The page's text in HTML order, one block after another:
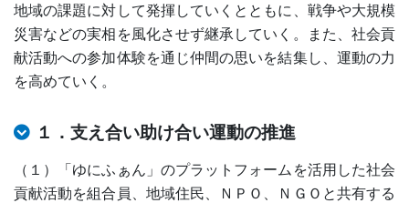
地域の課題に対して発揮していくとともに、戦争や大規模
災害などの実相を風化させず継承していく。また、社会貢
献活動への参加体験を通じ仲間の思いを結集し、運動の力
を高めていく。
１．支え合い助け合い運動の推進
（１）「ゆにふぁん」のプラットフォームを活用した社会
貢献活動を組合員、地域住民、ＮＰＯ、ＮＧＯと共有する